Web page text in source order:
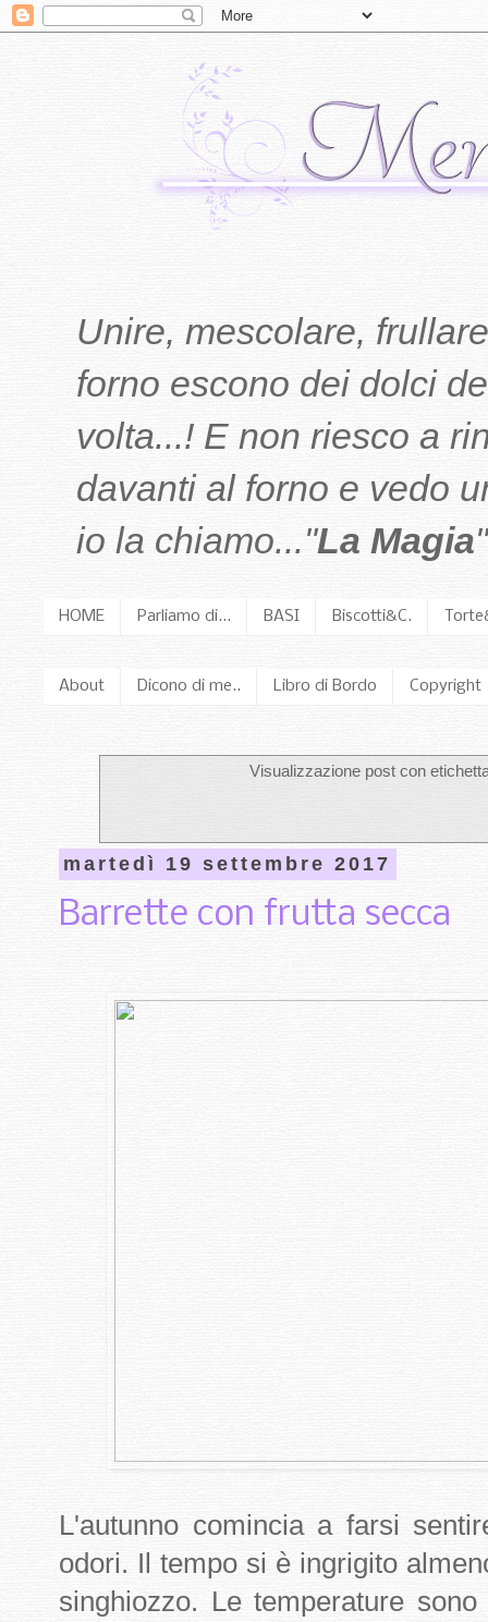
Unire, mescolare,
forno escono dei dolci
volta...! E non riesco a
davanti al forno e vedo
io la chiamo..."La Magia
HOME Parliamo di... BASI Biscotti&C.
About Dicono di me.. Libro di Bordo Copyright
Visualizzazione post con
martedì 19 settembre 2017
Barrette con frutta secca
L'autunno comincia a farsi
odori. Il tempo si è ingrigito
singhiozzo. Le temperature